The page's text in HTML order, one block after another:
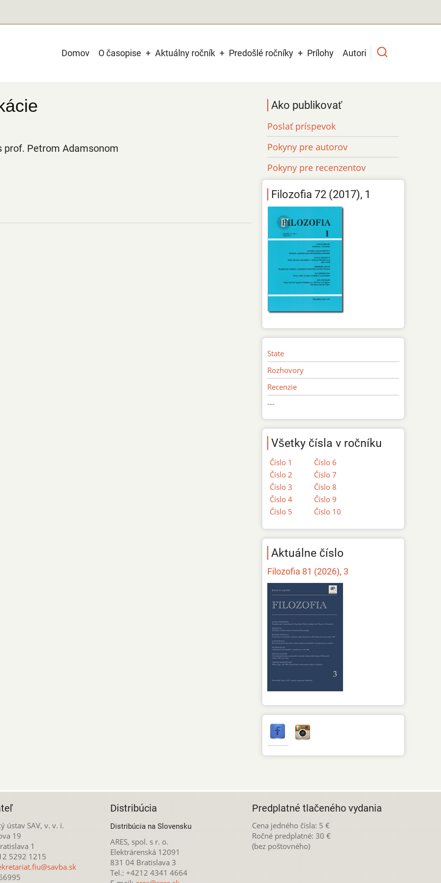
Main
Domov O časopise Aktuálny ročník Predošlé ročníky Prílohy Autori
prof. Petrom Adamsonom
Ako publikovať
Poslať príspevok
Pokyny pre autorov
Pokyny pre recenzentov
Filozofia 72 (2017), 1
State
Rozhovory
Recenzie
---
Všetky čísla v ročníku
Číslo 1
Číslo 2
Číslo 3
Číslo 4
Číslo 5
Číslo 6
Číslo 7
Číslo 8
Číslo 9
Číslo 10
Aktuálne číslo
Filozofia 81 (2026), 3
ústav SAV, v. v. i.
19
1
5292 1215
Distribúcia
Distribúcia na Slovensku
ARES, spol. s r. o.
Elektrárenská 12091
831 04 Bratislava 3
Tel.: +4212 4341 4664
Predplatné tlačeného vydania
Cena jedného čísla: 5 €
Ročné predplatné: 30 €
(bez poštovného)